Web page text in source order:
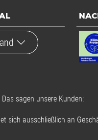
Das sagen unsere Kunden:
sich ausschließlich an